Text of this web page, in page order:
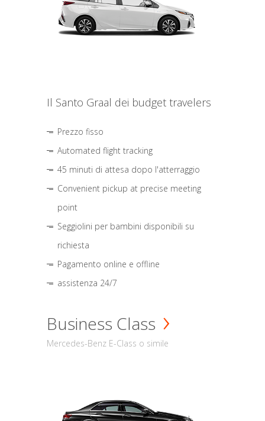
Il Santo Graal dei budget travelers
Prezzo fisso
Automated flight tracking
45 minuti di attesa dopo l'atterraggio
Convenient pickup at precise meeting
point
Seggiolini per bambini disponibili su
richiesta
Pagamento online e offline
assistenza 24/7
Business Class
Mercedes-Benz E-Class o simile